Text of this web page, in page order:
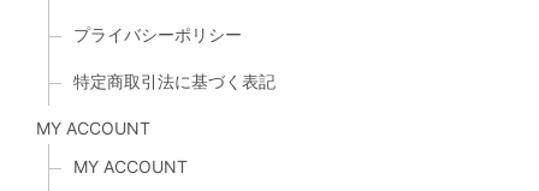
プライバシーポリシー
特定商取引法に基づく表記
MY ACCOUNT
MY ACCOUNT